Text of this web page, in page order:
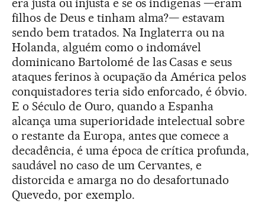
era justa ou injusta e se os indígenas —eram
filhos de Deus e tinham alma?— estavam
sendo bem tratados. Na Inglaterra ou na
Holanda, alguém como o indomável
dominicano Bartolomé de las Casas e seus
ataques ferinos à ocupação da América pelos
conquistadores teria sido enforcado, é óbvio.
E o Século de Ouro, quando a Espanha
alcança uma superioridade intelectual sobre
o restante da Europa, antes que comece a
decadência, é uma época de crítica profunda,
saudável no caso de um Cervantes, e
distorcida e amarga no do desafortunado
Quevedo, por exemplo.